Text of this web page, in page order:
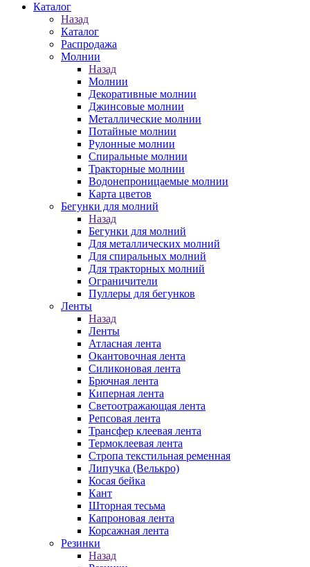
Каталог
Назад
Каталог
Распродажа
Молнии
Назад
Молнии
Декоративные молнии
Джинсовые молнии
Металлические молнии
Потайные молнии
Рулонные молнии
Спиральные молнии
Тракторные молнии
Водонепроницаемые молнии
Карта цветов
Бегунки для молний
Назад
Бегунки для молний
Для металлических молний
Для спиральных молний
Для тракторных молний
Ограничители
Пуллеры для бегунков
Ленты
Назад
Ленты
Атласная лента
Окантовочная лента
Силиконовая лента
Брючная лента
Киперная лента
Светоотражающая лента
Репсовая лента
Трансфер клеевая лента
Термоклеевая лента
Стропа текстильная ременная
Липучка (Велькро)
Косая бейка
Кант
Шторная тесьма
Капроновая лента
Корсажная лента
Резинки
Назад